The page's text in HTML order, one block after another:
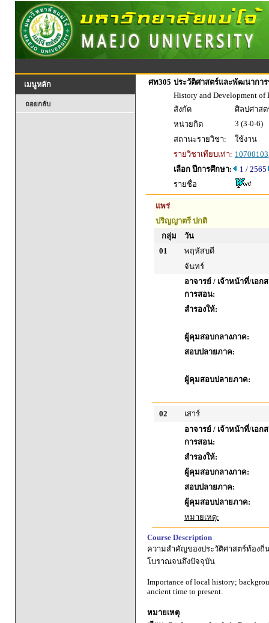
เมนูหลัก
ถอยกลับ
ศท305 ประวัติศาสตร์และพัฒนากา
History and Development of
สังกัด
ศิลปศาส
หน่วยกิต
3 (3-0-6)
สถานะรายวิชา:
ใช้งาน
รายวิชาเทียบเท่า: 10700103
เลือก ปีการศึกษา:
1 / 2565
รายชื่อ
แพร่
ปริญญาตรี ปกติ
กลุ่ม
วัน
01
พฤหัสบดี
จันทร์
อาจารย์ / เจ้าหน้าที่/เอก
การสอน:
สำรองให้:
ผู้คุมสอบกลางภาค:
สอบปลายภาค:
ผู้คุมสอบปลายภาค:
02
เสาร์
อาจารย์ / เจ้าหน้าที่/เอก
การสอน:
สำรองให้:
ผู้คุมสอบกลางภาค:
สอบปลายภาค:
ผู้คุมสอบปลายภาค:
หมายเหตุ:
Course Description
ความสำคัญของประวัติศาสตร์ท้องถิ่
โบราณจนถึงปัจจุบัน
Importance of local history;
ancient time to present.
หมายเหตุ